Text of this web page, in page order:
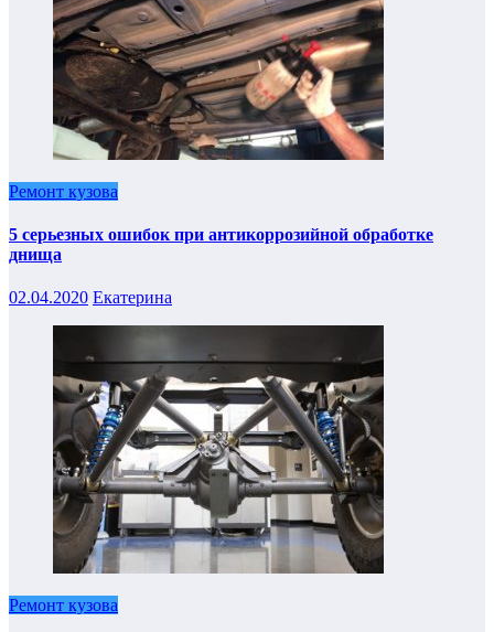
Ремонт кузова
5 серьезных ошибок при антикоррозийной обработке
днища
02.04.2020 Екатерина
Ремонт кузова